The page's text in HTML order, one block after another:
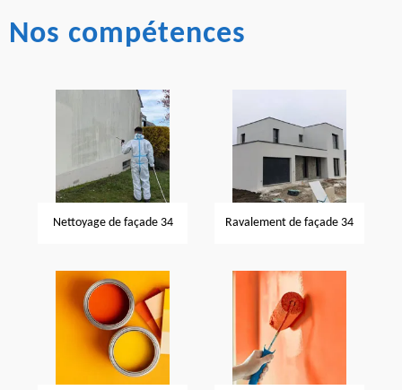
Nos compétences
Nettoyage de façade 34 Ravalement de façade 34